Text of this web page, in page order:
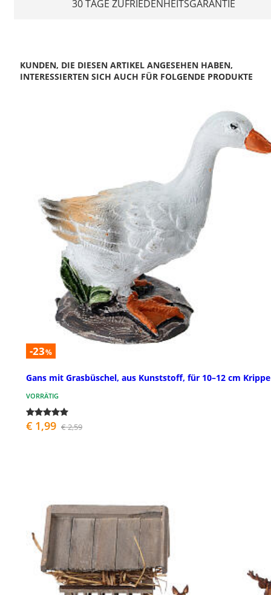
30 TAGE ZUFRIEDENHEITSGARANTIE
KUNDEN, DIE DIESEN ARTIKEL ANGESEHEN HABEN,
INTERESSIERTEN SICH AUCH FÜR FOLGENDE PRODUKTE
-23%
Gans mit Grasbüschel, aus Kunststoff, für 10–12 cm Krippe
VORRÄTIG
€ 1,99 € 2,59